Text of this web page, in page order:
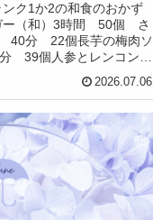
ク1か2の和食のおかず
ー（和）3時間 50個 さ
40分 22個長芋の梅肉ソ
39個人参とレンコンの
2026.07.06